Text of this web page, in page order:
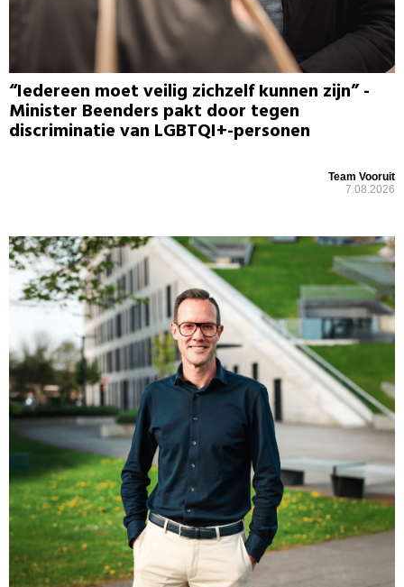
“Iedereen moet veilig zichzelf kunnen zijn” -
Minister Beenders pakt door tegen
discriminatie van LGBTQI+-personen
Team Vooruit
7.08.2026